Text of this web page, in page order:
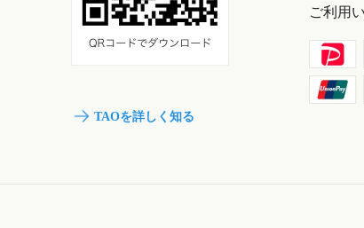
TAOを詳しく知る
ご利用